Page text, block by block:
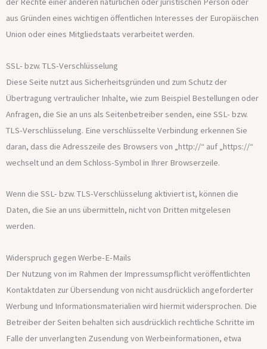
aus Gründen eines wichtigen öffentlichen Interesses der Europäischen
Union oder eines Mitgliedstaats verarbeitet werden.
SSL- bzw. TLS-Verschlüsselung
Diese Seite nutzt aus Sicherheitsgründen und zum Schutz der
Übertragung vertraulicher Inhalte, wie zum Beispiel Bestellungen oder
Anfragen, die Sie an uns als Seitenbetreiber senden, eine SSL- bzw.
TLS-Verschlüsselung. Eine verschlüsselte Verbindung erkennen Sie
daran, dass die Adresszeile des Browsers von „http://“ auf „https://“
wechselt und an dem Schloss-Symbol in Ihrer Browserzeile.
Wenn die SSL- bzw. TLS-Verschlüsselung aktiviert ist, können die
Daten, die Sie an uns übermitteln, nicht von Dritten mitgelesen
werden.
Widerspruch gegen Werbe-E-Mails
Der Nutzung von im Rahmen der Impressumspflicht veröffentlichten
Kontaktdaten zur Übersendung von nicht ausdrücklich angeforderter
Werbung und Informationsmaterialien wird hiermit widersprochen. Die
Betreiber der Seiten behalten sich ausdrücklich rechtliche Schritte im
Falle der unverlangten Zusendung von Werbeinformationen, etwa